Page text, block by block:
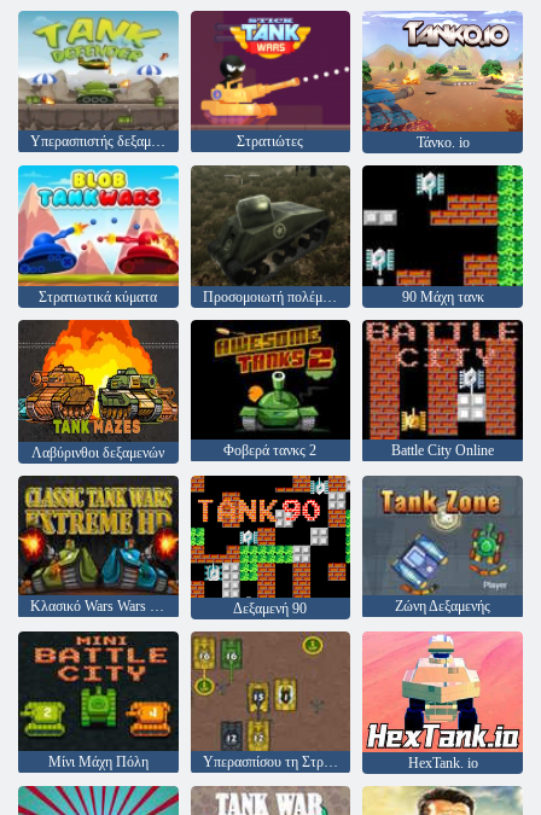
Υπερασπιστής δεξαμενών Στρατιώτες Τάνκο. io
Στρατιωτικά κύματα Προσομοιωτή πολέμου δεξαμενών 90 Μάχη τανκ
Λαβύρινθοι δεξαμενών Φοβερά τανκς 2 Battle City Online
Κλασικό Wars Wars Extreme HD Δεξαμενή 90 Ζώνη Δεξαμενής
Μίνι Μάχη Πόλη Υπερασπίσου τη Στρατιωτική Βάση HexTank. io